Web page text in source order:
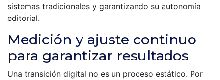
sistemas tradicionales y garantizando su autonomía
editorial.
Medición y ajuste continuo
para garantizar resultados
Una transición digital no es un proceso estático. Por